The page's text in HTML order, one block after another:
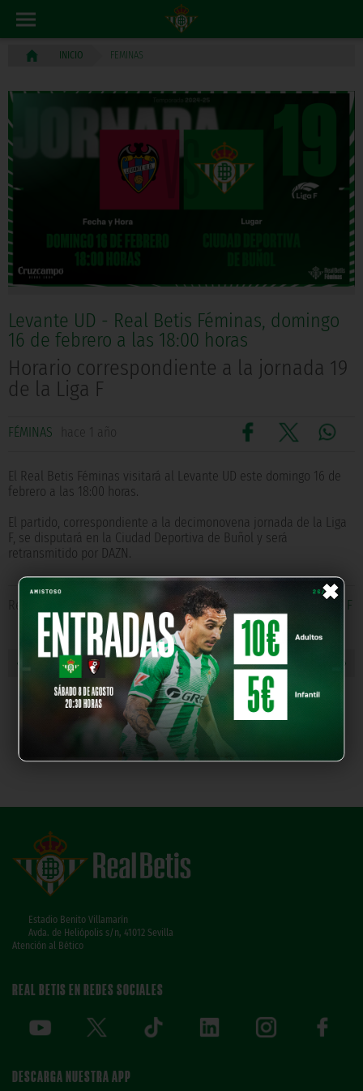
×
INICIO FEMINAS
Levante UD - Real Betis Féminas, domingo
16 de febrero a las 18:00 horas
Horario correspondiente a la jornada 19
de la Liga F
FÉMINAS hace 1 año
El Real Betis Féminas visitará al Levante UD este domingo 16 de
febrero a las 18:00 horas.
El partido, correspondiente a la decimonovena jornada de la Liga
F, se disputará en la Ciudad Deportiva de Buñol y será
retransmitido por DAZN.
levante ud Real Betis Féminas Liga F
« NOTICIA ANTERIOR NOTICIA SIGUIENTE »
Estadio Benito Villamarín
Avda. de Heliópolis s/n, 41012 Sevilla
Atención al Bético
REAL BETIS EN REDES SOCIALES
DESCARGA NUESTRA APP